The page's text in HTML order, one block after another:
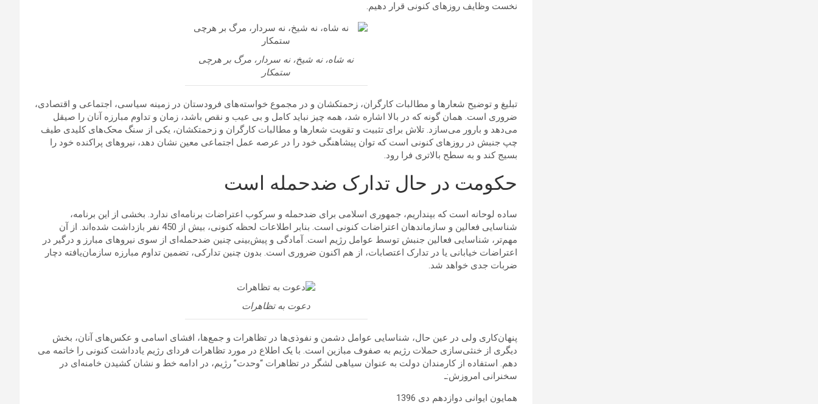
نخست وظایف روزهای کنونی قرار دهیم.
نه شاه، نه شیخ، نه سردار، مرگ بر هرچی
ستمکار
تبلیغ و توضیح شعارها و مطالبات کارگران، زحمتکشان و در مجموع خواسته‌های فرودستان در زمینه سیاسی، اجتماعی و اقتصادی،
ضروری است. همان گونه که در بالا اشاره شد، همه چیز نباید کامل و بی عیب و نقص باشد، زمان و تداوم مبارزه آنان را صیقل
می‌دهد و بارور می‌سازد. تلاش برای تثبیت و تقویت شعارها و مطالبات کارگران و زحمتکشان، یکی از سنگ محک‌های کلیدی طیف
چپ جنبش در روزهای کنونی است که توان پیشاهنگی خود را در عرصه عمل اجتماعی معین نشان دهد، نیروهای پراکنده خود را
بسیج کند و به سطح بالاتری فرا رود.
حکومت در حال تدارک ضدحمله است
ساده لوحانه است که بپنداریم، جمهوری اسلامی برای ضدحمله و سرکوب اعتراضات برنامه‌ای ندارد. بخشی از این برنامه،
شناسایی فعالین و سازماندهان اعتراضات کنونی است. بنابر اطلاعات لحظه کنونی، بیش از 450 نفر بازداشت شده‌اند. از آن
مهم‌تر، شناسایی فعالین جنبش توسط عوامل رژیم است. آمادگی و پیش‌بینی چنین ضدحمله‌ای از سوی نیروهای مبارز و درگیر در
اعتراضات خیابانی یا در تدارک اعتصابات، از هم اکنون ضروری است. بدون چنین تدارکی، تضمین تداوم مبارزه سازمان‌یافته دچار
ضربات جدی خواهد شد.
دعوت به تظاهرات
پنهان‌کاری ولی در عین حال، شناسایی عوامل دشمن و نفوذی‌ها در تظاهرات و جمع‌ها، افشای اسامی و عکس‌های آنان، بخش
دیگری از خنثی‌سازی حملات رژیم به صفوف مبازین است. با یک اطلاع در مورد تظاهرات فردای رژیم یادداشت کنونی را خاتمه می
دهم. استفاده از کارمندان دولت به عنوان سیاهی لشگر در تظاهرات “وحدت” رژیم، در ادامه خط و نشان کشیدن خامنه‌ای در
سخنرانی امروزش:ـ
همایون ایوانی دوازدهم دی 1396